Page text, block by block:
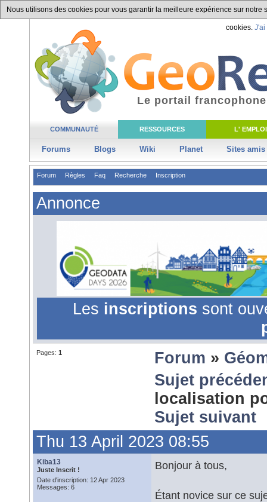
Nous utilisons des cookies pour vous garantir la meilleure expérience sur
cookies. J'ai
COMMUNAUTÉ RESSOURCES L' EMPLOI
Forums Blogs Wiki Planet Sites amis
Le portail
Forum Règles Faq Recherche Inscription
Annonce
Les inscriptions sont
Pages: 1 Forum »
Sujet
localisation
Sujet suivant
Thu 13 April 2023 08:55
Kiba13
Juste Inscrit !
Date d'inscription: 12 Apr 2023
Messages: 6
Bonjour à tous,
Étant novice sur ce